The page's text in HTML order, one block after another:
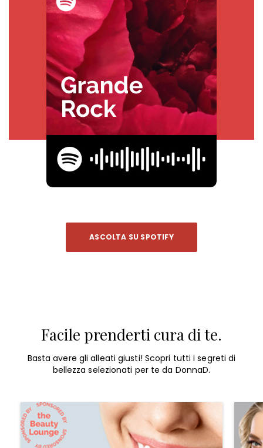
ASCOLTA SU SPOTIFY
Facile prenderti cura di te.
Basta avere gli alleati giusti! Scopri tutti i segreti di
bellezza selezionati per te da DonnaD.